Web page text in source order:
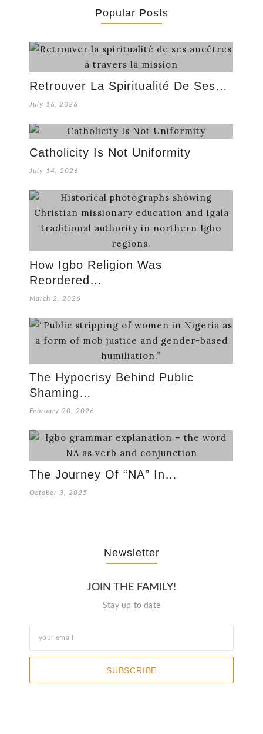
Popular Posts
Retrouver La Spiritualité De Ses…
July 16, 2026
Catholicity Is Not Uniformity
July 14, 2026
How Igbo Religion Was
Reordered…
March 2, 2026
The Hypocrisy Behind Public
Shaming…
February 20, 2026
The Journey Of “NA” In…
October 3, 2025
Newsletter
JOIN THE FAMILY!
Stay up to date
SUBSCRIBE